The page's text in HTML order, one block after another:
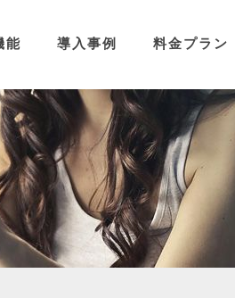
能 導入事例 料金プラン